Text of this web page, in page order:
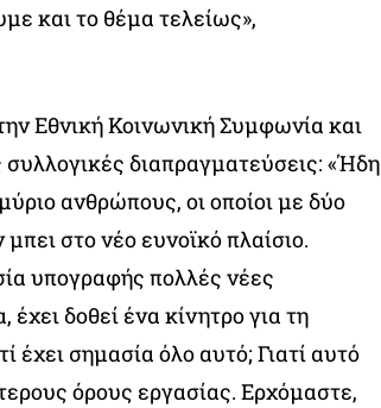
και το θέμα τελείως»,
Εθνική Κοινωνική Συμφωνία και
διαπραγματεύσεις: «Ήδη
ανθρώπους, οι οποίοι με δύο
στο νέο ευνοϊκό πλαίσιο.
υπογραφής πολλές νέες
δοθεί ένα κίνητρο για τη
σημασία όλο αυτό; Γιατί αυτό
όρους εργασίας. Ερχόμαστε,